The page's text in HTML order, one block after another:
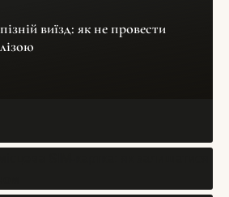
виїзд: як не провести